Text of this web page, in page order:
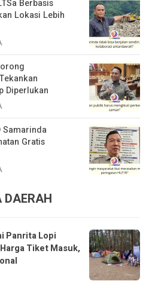
Berbasis
Lokasi Lebih
Diperlukan
Samarinda
Gratis
Panrita Lopi
Tiket Masuk,